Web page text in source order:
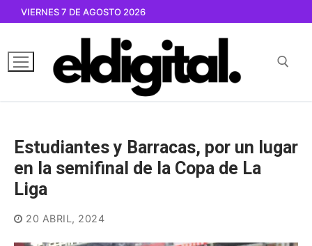
contenido
VIERNES 7 DE AGOSTO 2026
Estudiantes y Barracas, por un lugar
en la semifinal de la Copa de La
Liga
20 ABRIL, 2024